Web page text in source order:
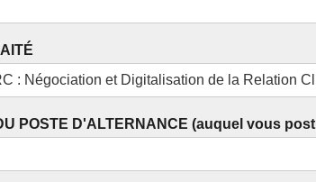
POSTE D'ALTERNANCE (auquel vous